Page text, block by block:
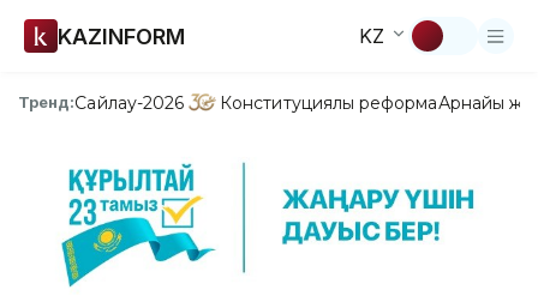
KAZINFORM KZ
Тренд:Сайлау-2026 Конституциялық реформаАрнайы